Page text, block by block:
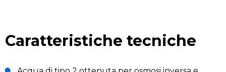
Caratteristiche tecniche